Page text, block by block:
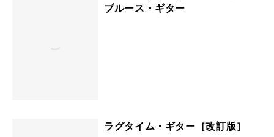
ブルース・ギター
ラグタイム・ギター［改訂版］